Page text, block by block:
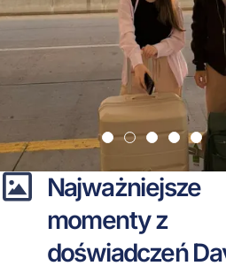
Najważniejsze
momenty z
doświadczeń